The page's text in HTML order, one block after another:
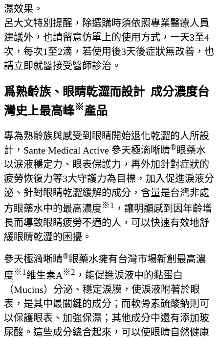
濕效果。
呂大文特別提醒，除選購時須依照專業醫療人員
建議外，也請留意仿單上的使用方式，一天3至4
次，每次1至2滴，若使用後3天後症狀無改善，也
請立即就醫接受醫師診治。
爲熟齡族、眼睛乾澀而設計 成分濃度台
灣史上最高峰※產品
專為熟齡族與感受到眼睛開始退化乾澀的人所設
計，Sante Medical Active 參天極滴晰睛®眼藥水
以涙液穩定力、眼表保護力，再外加針對症狀的
疲勞恢復力等3大守護力為目標，加入促進淚液分
泌、針對眼睛乾澀緩解的成分，含量是台灣非處
方眼藥水中的最高濃度※1 ，讓明顯感到因年齡增
長而導致眼睛疲勞不適的人，可以快速有效地舒
緩眼睛乾澀的困擾。
參天極滴晰睛®眼藥水擁有台灣市場新創最高濃
度※1維生素A※2 ，能促進淚液中的黏蛋白
（Mucins）分泌、穩定淚膜，使淚液附著於眼
表，是其中最關鍵的成分；而軟骨素硫酸鈉則可
以保護眼表、加強保濕；其他成分中還有添加玻
尿酸。這些成分總合起來，可以使眼睛自然健康